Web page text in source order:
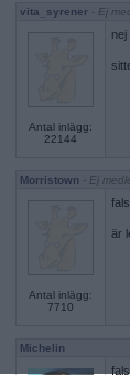
vita_syrener - Ej
Antal inlägg:
22144
nej
Morristown - Ej
Antal inlägg:
7710
är
Michelin